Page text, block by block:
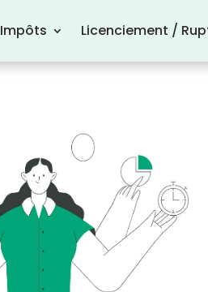
Impôts Licenciement /